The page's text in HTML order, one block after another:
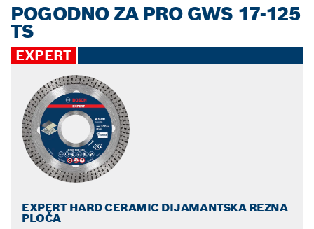
POGODNO ZA PRO GWS 17-125
TS
EXPERT
EXPERT HARD CERAMIC DIJAMANTSKA REZNA
PLOČA